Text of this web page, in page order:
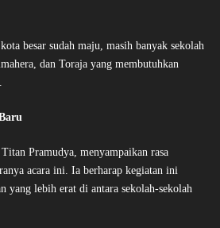
besar sudah maju, masih banyak sekolah
dan Toraja yang membutuhkan
Pramudya, menyampaikan rasa
acara ini. Ia berharap kegiatan ini
yang lebih erat di antara sekolah-sekolah